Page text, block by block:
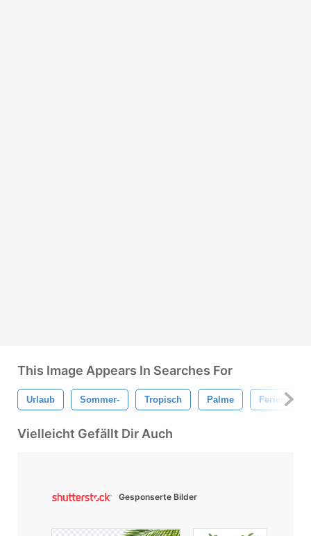
This Image Appears In Searches For
Urlaub Sommer- Tropisch Palme Ferien
Vielleicht Gefällt Dir Auch
Gesponserte Bilder